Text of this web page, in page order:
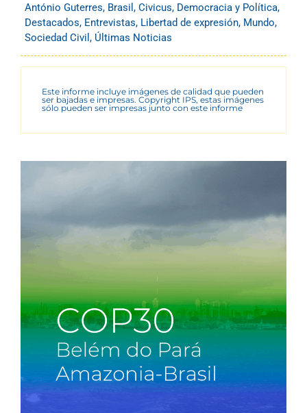
António Guterres, Brasil , Civicus, Democracia y Política,
Destacados, Entrevistas, Libertad de expresión, Mundo,
Sociedad Civil , Últimas Noticias
Este informe incluye imágenes de calidad que pueden
ser bajadas e impresas. Copyright IPS, estas imágenes
sólo pueden ser impresas junto con este informe